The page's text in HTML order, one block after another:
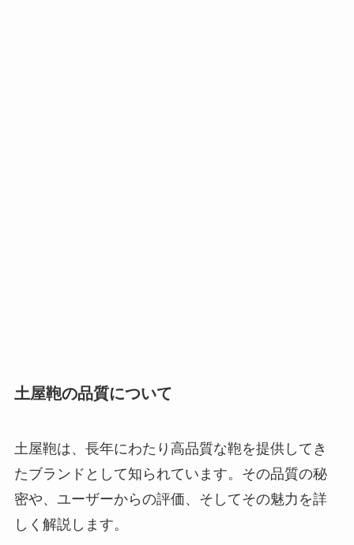
土屋鞄の品質について
土屋鞄は、長年にわたり高品質な鞄を提供してき
たブランドとして知られています。その品質の秘
密や、ユーザーからの評価、そしてその魅力を詳
しく解説します。